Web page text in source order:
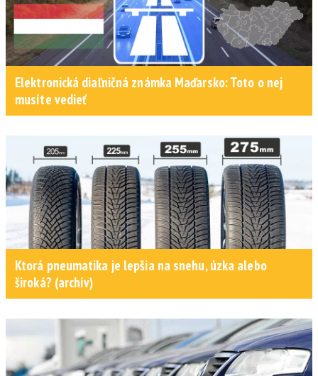
Elektronická diaľničná známka Maďarsko: Toto o nej
musíte vedieť
Ktorá pneumatika je lepšia na snehu, úzka alebo
široká? (archív)